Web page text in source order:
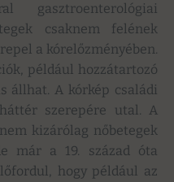
gasztroenterológiai
csaknem felének
a kórelőzményében.
például hozzátartozó
állhat. A kórkép családi
szerepére utal. A
kizárólag nőbetegek
már a 19. század óta
hogy például az